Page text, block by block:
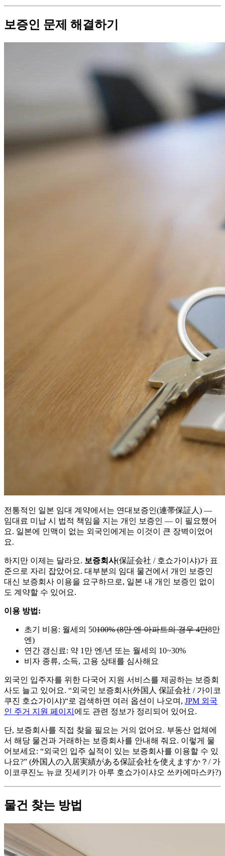
보증인 문제 해결하기
전통적인 일본 임대 계약에서는 연대보증인(連帯保証人) —
임대료 미납 시 법적 책임을 지는 개인 보증인 — 이 필요했어
요. 일본에 인맥이 없는 외국인에게는 이것이 큰 장벽이었어
요.
하지만 이제는 달라요. 보증회사(保証会社 / 호쇼가이샤)가 표
준으로 자리 잡았어요. 대부분의 임대 물건에서 개인 보증인
대신 보증회사 이용을 요구하므로, 일본 내 개인 보증인 없이
도 계약할 수 있어요.
이용 방법:
초기 비용: 월세의 50100% (8만 엔 아파트의 경우 4만8만
엔)
연간 갱신료: 약 1만 엔/년 또는 월세의 10~30%
비자 종류, 소득, 고용 상태를 심사해요
외국인 입주자를 위한 다국어 지원 서비스를 제공하는 보증회
사도 늘고 있어요. “외국인 보증회사(外国人 保証会社 / 가이코
쿠진 호쇼가이샤)“로 검색하면 여러 옵션이 나오며, JPM 외국
인 주거 지원 페이지 에도 관련 정보가 정리되어 있어요.
단, 보증회사를 직접 찾을 필요는 거의 없어요. 부동산 업체에
서 해당 물건과 거래하는 보증회사를 안내해 줘요. 이렇게 물
어보세요: “외국인 입주 실적이 있는 보증회사를 이용할 수 있
나요?” (外国人の入居実績がある保証会社を使えますか？/ 가
이코쿠진노 뉴쿄 짓세키가 아루 호쇼가이샤오 쓰카에마스카?)
물건 찾는 방법